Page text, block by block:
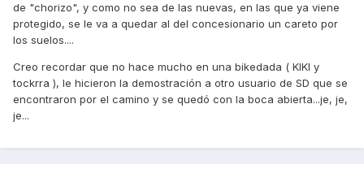
de "chorizo", y como no sea de las nuevas, en las que ya viene
protegido, se le va a quedar al del concesionario un careto por
los suelos....
Creo recordar que no hace mucho en una bikedada ( KIKI y
tockrra ), le hicieron la demostración a otro usuario de SD que se
encontraron por el camino y se quedó con la boca abierta...je, je,
je...